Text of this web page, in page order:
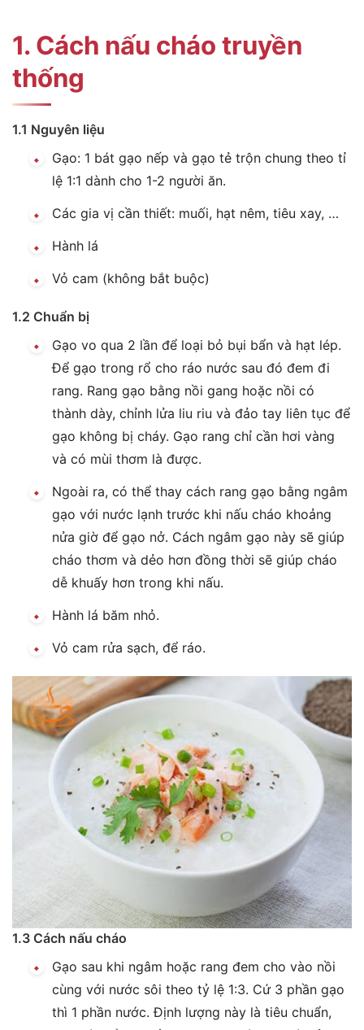
1. Cách nấu cháo truyền
thống
1.1 Nguyên liệu
Gạo: 1 bát gạo nếp và gạo tẻ trộn chung theo tỉ
lệ 1:1 dành cho 1-2 người ăn.
Các gia vị cần thiết: muối, hạt nêm, tiêu xay, …
Hành lá
Vỏ cam (không bắt buộc)
1.2 Chuẩn bị
Gạo vo qua 2 lần để loại bỏ bụi bẩn và hạt lép.
Để gạo trong rổ cho ráo nước sau đó đem đi
rang. Rang gạo bằng nồi gang hoặc nồi có
thành dày, chỉnh lửa liu riu và đảo tay liên tục để
gạo không bị cháy. Gạo rang chỉ cần hơi vàng
và có mùi thơm là được.
Ngoài ra, có thể thay cách rang gạo bằng ngâm
gạo với nước lạnh trước khi nấu cháo khoảng
nửa giờ để gạo nở. Cách ngâm gạo này sẽ giúp
cháo thơm và dẻo hơn đồng thời sẽ giúp cháo
dễ khuấy hơn trong khi nấu.
Hành lá băm nhỏ.
Vỏ cam rửa sạch, để ráo.
1.3 Cách nấu cháo
Gạo sau khi ngâm hoặc rang đem cho vào nồi
cùng với nước sôi theo tỷ lệ 1:3. Cứ 3 phần gạo
thì 1 phần nước. Định lượng này là tiêu chuẩn,